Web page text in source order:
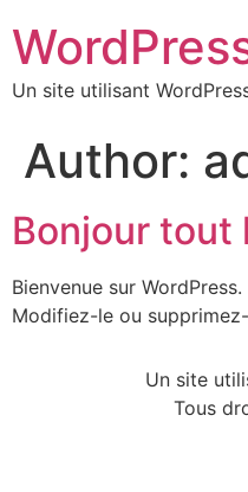
Un site utilisant
Author:
Bonjour tout
Bienvenue sur
Modifiez-le ou
Un site
Tous